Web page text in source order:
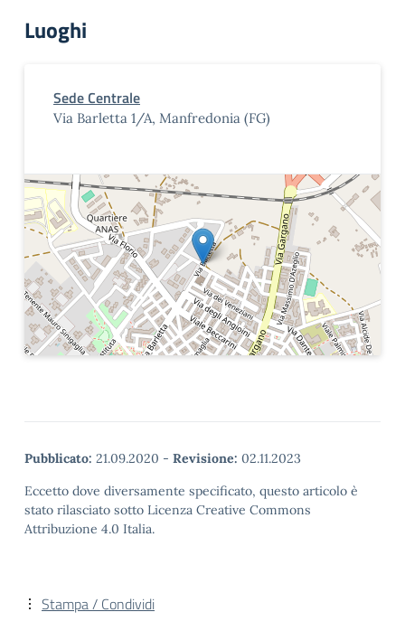
Luoghi
Sede Centrale
Via Barletta 1/A, Manfredonia (FG)
Pubblicato: 21.09.2020 - Revisione: 02.11.2023
Eccetto dove diversamente specificato, questo articolo è
stato rilasciato sotto Licenza Creative Commons
Attribuzione 4.0 Italia.
Stampa / Condividi